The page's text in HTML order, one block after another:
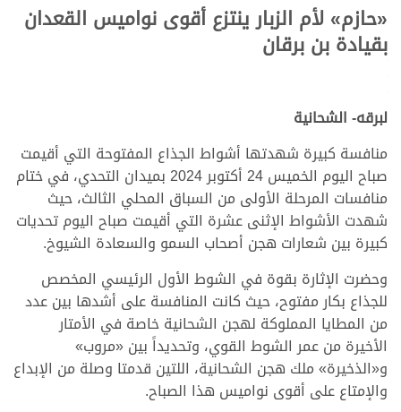
«حازم» لأم الزبار ينتزع أقوى نواميس القعدان
بقيادة بن برقان
لبرقه- الشحانية
منافسة كبيرة شهدتها أشواط الجذاع المفتوحة التي أقيمت
صباح اليوم الخميس 24 أكتوبر 2024 بميدان التحدي، في ختام
منافسات المرحلة الأولى من السباق المحلي الثالث، حيث
شهدت الأشواط الإثنى عشرة التي أقيمت صباح اليوم تحديات
كبيرة بين شعارات هجن أصحاب السمو والسعادة الشيوخ.
وحضرت الإثارة بقوة في الشوط الأول الرئيسي المخصص
للجذاع بكار مفتوح، حيث كانت المنافسة على أشدها بين عدد
من المطايا المملوكة لهجن الشحانية خاصة في الأمتار
الأخيرة من عمر الشوط القوي، وتحديداً بين «مروب»
و«الذخيرة» ملك هجن الشحانية، اللتين قدمتا وصلة من الإبداع
والإمتاع على أقوى نواميس هذا الصباح.